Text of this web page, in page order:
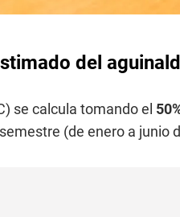
del
se calcula tomando el
(de enero a junio